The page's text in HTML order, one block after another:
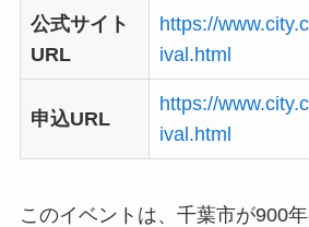
公式サイト
URL
https://
ival.html
申込URL
https://
ival.html
このイベントは、千葉市が900